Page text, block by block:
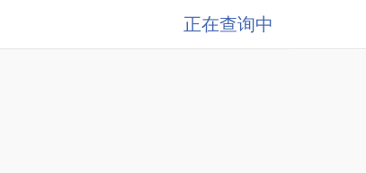
正在查询中